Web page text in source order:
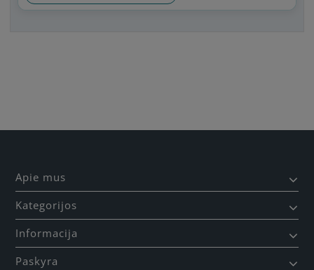
Apie mus
Kategorijos
Informacija
Paskyra